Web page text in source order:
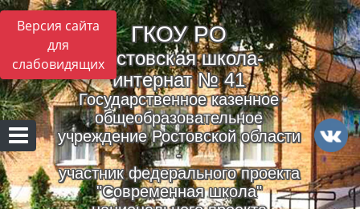
Версия сайта
для
слабовидящих
ГКОУ РO
Ростовская школа-
интернат № 41
Государственное казенное
общеобразовательное
учреждение Ростовской области
-
участник федерального проекта
"Современная школа"